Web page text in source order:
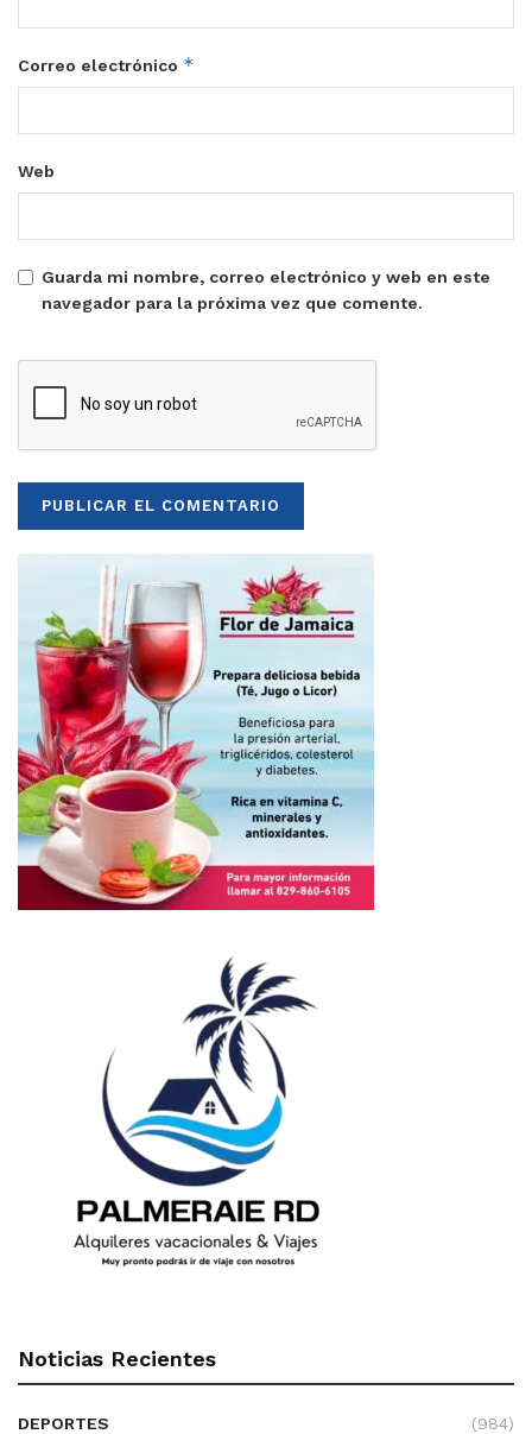
Correo electrónico *
Web
Guarda mi nombre, correo electrónico y web en este
navegador para la próxima vez que comente.
Noticias Recientes
DEPORTES (984)